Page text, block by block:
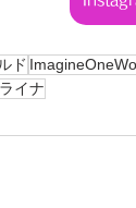
ド
イナ